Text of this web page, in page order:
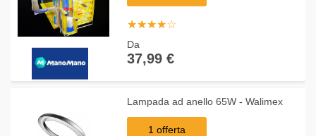
☆☆☆☆☆
★★★★★
Da
37,99 €
Lampada ad anello 65W - Walimex
1 offerta